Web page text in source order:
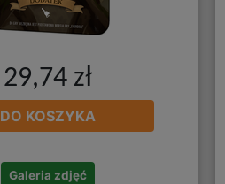
29,74 zł
DO KOSZYKA
Galeria zdjęć